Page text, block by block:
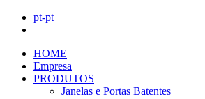
pt-pt
HOME
Empresa
PRODUTOS
Janelas e Portas Batentes